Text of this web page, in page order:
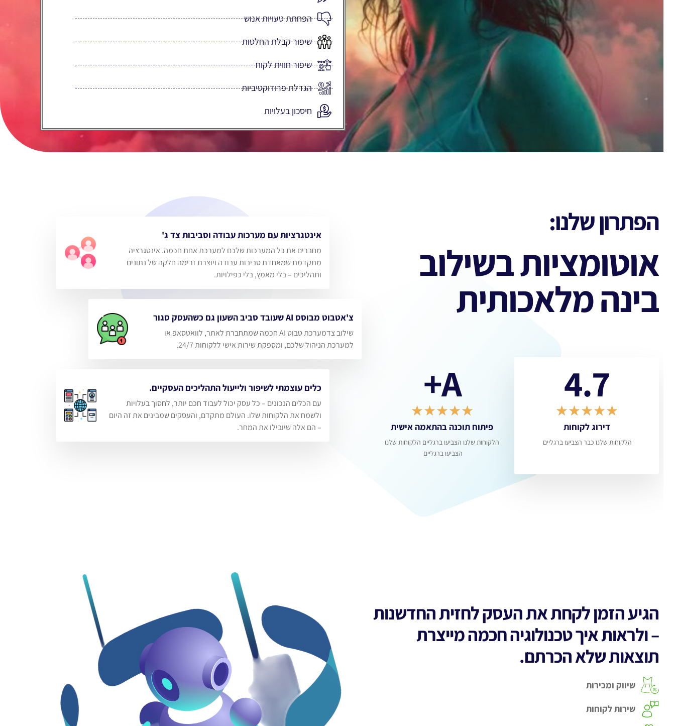
הפחתת טעויות אנוש
שיפור קבלת החלטות
שיפור חווית לקוח
הגדלת פרודוקטיביות
חיסכון בעלויות
הפתרון שלנו:
אוטומציות בשילוב
בינה מלאכותית
4.7
★
★
★
★
★
דירוג לקוחות
הלקוחות שלנו כבר הצביעו ברגליים
A+
★
★
★
★
★
פיתוח תוכנה בהתאמה אישית
הלקוחות שלנו הצביעו ברגליים הלקוחות שלנו
הצביעו ברגליים
אינטגרציות עם מערכות עבודה וסביבות צד ג'
מחברים את כל המערכות שלכם למערכת אחת חכמה. אינטגרציה
מתקדמת שמאחדת סביבות עבודה ויוצרת זרימה חלקה של נתונים
ותהליכים – בלי מאמץ, בלי כפילויות.
צ'אטבוט מבוסס AI שעובד סביב השעון גם כשהעסק סגור
שילוב צדמערכת טבוט AI חכמה שמתחברת לאתר, לוואטסאפ או
למערכת הניהול שלכם, ומספקת שירות אישי ללקוחות 24/7.
כלים עוצמתי לשיפור ולייעול התהליכים העסקיים.
עם הכלים הנכונים – כל עסק יכול לעבוד חכם יותר, לחסוך בעלויות
ולשמח את הלקוחות שלו. העולם מתקדם, והעסקים שמבינים את זה היום
– הם אלה שיובילו את המחר.
הגיע הזמן לקחת את העסק לחזית החדשנות
– ולראות איך טכנולוגיה חכמה מייצרת
תוצאות שלא הכרתם.
שיווק ומכירות
שירות לקוחות